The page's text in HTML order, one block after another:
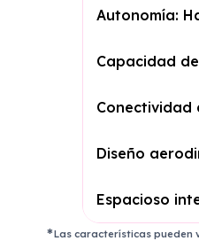
Autonomía:
Capacidad
Conectividad
Diseño
Espacioso
Las características pueden